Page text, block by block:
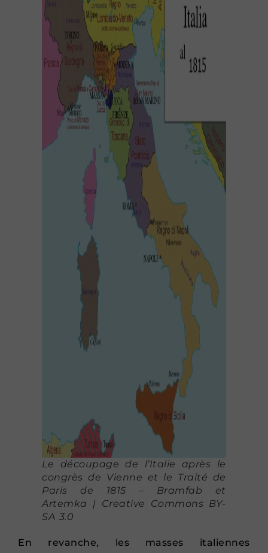
Le découpage de l’Italie après le
congrès de Vienne et le Traité de
Paris de 1815 – Bramfab et
Artemka | Creative Commons BY-
SA 3.0
En revanche, les masses italiennes